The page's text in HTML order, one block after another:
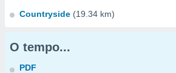
Countryside (19.34 km)
O tempo...
PDF